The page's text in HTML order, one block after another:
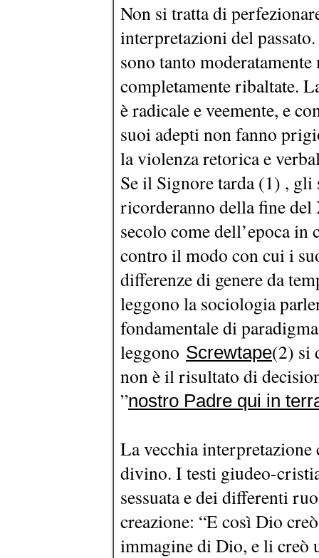
Non si tratta di
interpretazioni del
sono tanto
completamente ribaltate.
è radicale e veemente, e
suoi adepti non fanno
la violenza retorica e
Se il Signore tarda (1) ,
ricorderanno della fine
secolo come dell’epoca
contro il modo con cui i
differenze di genere da
leggono la sociologia
fondamentale di
leggono Screwtape(2) si
non è il risultato di
”nostro Padre qui in
La vecchia interpretazione
divino. I testi giudeo-
sessuata e dei differenti
creazione: “E così Dio
immagine di Dio, e li creò